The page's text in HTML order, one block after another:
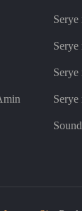
Serye
Serye